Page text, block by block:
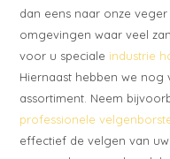
dan eens naar onze veger
omgevingen waar veel
voor u speciale industrie
Hiernaast hebben we
assortiment. Neem
professionele
effectief de velgen van